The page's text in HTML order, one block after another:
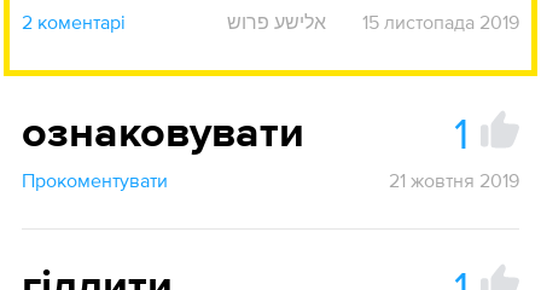
2 коментарі אלישע פרוש 15 листопада 2019
ознаковувати 1
Прокоментувати 21 жовтня 2019